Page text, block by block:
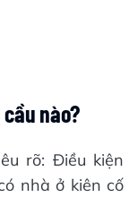
nào?
rõ: Điều kiện
nhà ở kiên cố